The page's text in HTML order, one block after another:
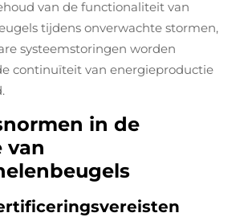
van de functionaliteit van
tijdens onverwachte stormen,
systeemstoringen worden
continuïteit van energieproductie
in de
van